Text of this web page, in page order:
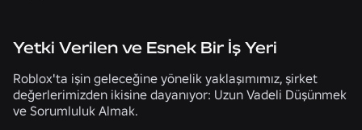
Yetki Verilen ve Esnek Bir İş Yeri
Roblox'ta işin geleceğine yönelik yaklaşımımız, şirket
değerlerimizden ikisine dayanıyor: Uzun Vadeli Düşünmek
ve Sorumluluk Almak.